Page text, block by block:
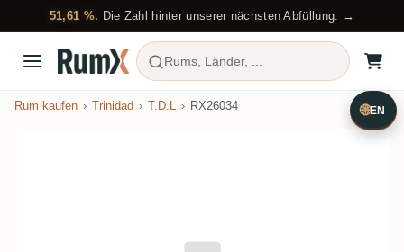
51,61 %. Die Zahl hinter unserer nächsten Abfüllung. →
Rums, Länder, ...
Rum kaufen Trinidad T.D.L RX26034 🌐EN